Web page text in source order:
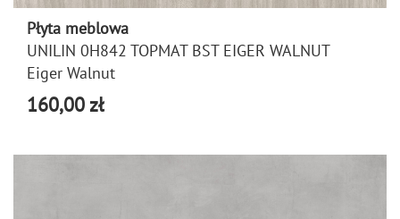
Płyta meblowa
UNILIN 0H842 TOPMAT BST EIGER WALNUT
Eiger Walnut
160,00 zł